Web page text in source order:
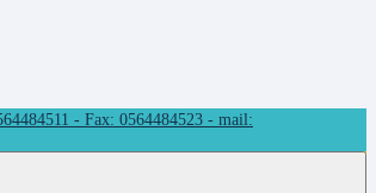
- Fax: 0564484523 - mail: